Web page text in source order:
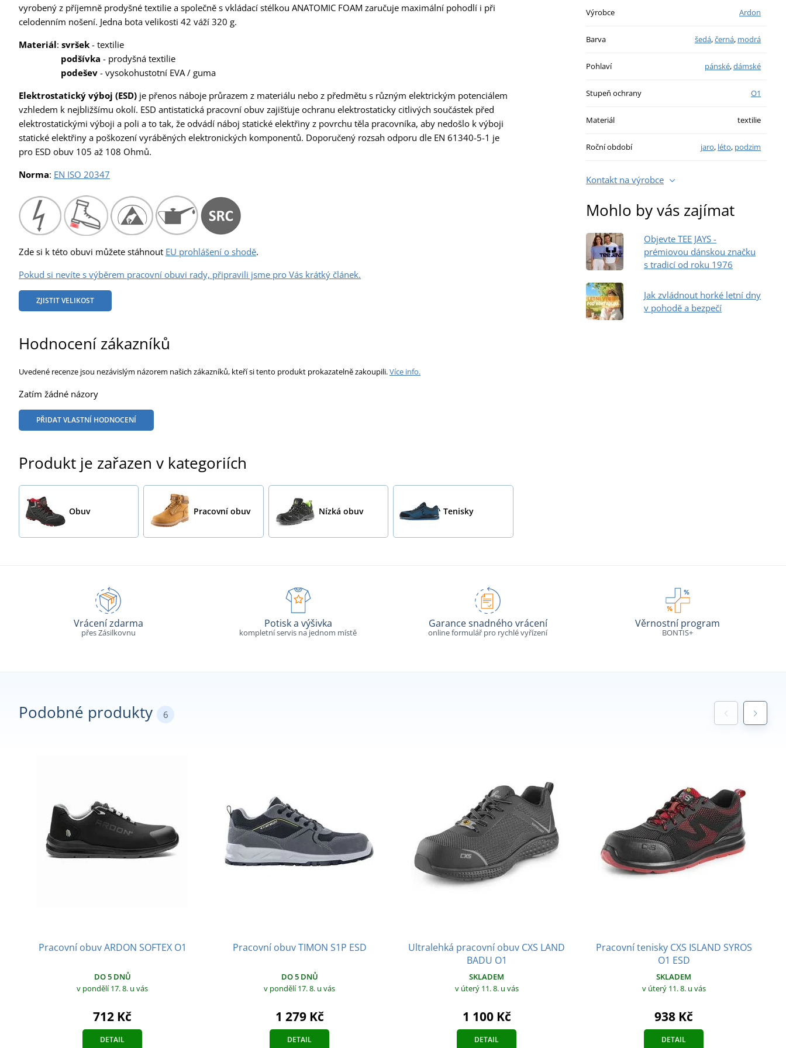
vyrobený z příjemně prodyšné textilie a společně s vkládací stélkou ANATOMIC FOAM zaručuje maximální pohodlí i při
celodenním nošení. Jedna bota velikosti 42 váží 320 g.
Materiál: svršek - textilie
podšívka - prodyšná textilie
podešev - vysokohustotní EVA / guma
Elektrostatický výboj (ESD) je přenos náboje průrazem z materiálu nebo z předmětu s různým elektrickým potenciálem
vzhledem k nejbližšímu okolí. ESD antistatická pracovní obuv zajišťuje ochranu elektrostaticky citlivých součástek před
elektrostatickými výboji a poli a to tak, že odvádí náboj statické elektřiny z povrchu těla pracovníka, aby nedošlo k výboji
statické elektřiny a poškození vyráběných elektronických komponentů. Doporučený rozsah odporu dle EN 61340-5-1 je
pro ESD obuv 105 až 108 Ohmů.
Norma: EN ISO 20347
Zde si k této obuvi můžete stáhnout EU prohlášení o shodě.
Pokud si nevíte s výběrem pracovní obuvi rady, připravili jsme pro Vás krátký článek.
ZJISTIT VELIKOST
Hodnocení zákazníků
Uvedené recenze jsou nezávislým názorem našich zákazníků, kteří si tento produkt prokazatelně zakoupili.Více info.
Zatím žádné názory
PŘIDAT VLASTNÍ HODNOCENÍ
Produkt je zařazen v kategoriích
Obuv Pracovní obuv Nízká obuv Tenisky
Výrobce Ardon
Barva šedá,černá, modrá
Pohlaví pánské,dámské
Stupeň ochrany O1
Materiál textilie
Roční období jaro, léto, podzim
Kontakt na výrobce
Mohlo by vás zajímat
Objevte TEE JAYS -
prémiovou dánskou značku
s tradicí od roku 1976
Jak zvládnout horké letní dny
v pohodě a bezpečí
Vrácení zdarma
přes Zásilkovnu
Potisk a výšivka
kompletní servis na jednom místě
Garance snadného vrácení
online formulář pro rychlé vyřízení
Věrnostní program
BONTIS+
Podobné produkty 6
Pracovní obuv ARDON SOFTEX O1
DO 5 DNŮ
v pondělí 17. 8. u vás
712 Kč
DETAIL
Pracovní obuv TIMON S1P ESD
DO 5 DNŮ
v pondělí 17. 8. u vás
1 279 Kč
DETAIL
Ultralehká pracovní obuv CXS LAND
BADU O1
SKLADEM
v úterý 11. 8. u vás
1 100 Kč
DETAIL
Pracovní tenisky CXS ISLAND SYROS
O1 ESD
SKLADEM
v úterý 11. 8. u vás
938 Kč
DETAIL